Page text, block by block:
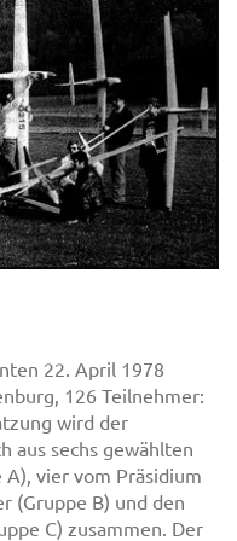
22. April 1978
126 Teilnehmer:
wird der
aus sechs gewählten
vier vom Präsidium
(Gruppe B) und den
C) zusammen. Der